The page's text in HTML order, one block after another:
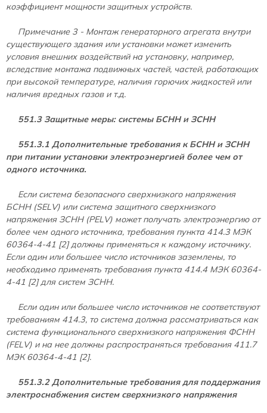
коэффициент мощности защитных устройств.
Примечание 3 - Монтаж генераторного агрегата внутри
существующего здания или установки может изменить
условия внешних воздействий на установку, например,
вследствие монтажа подвижных частей, частей, работающих
при высокой температуре, наличия горючих жидкостей или
наличия вредных газов и т.д.
551.3 Защитные меры: системы БСНН и ЗСНН
551.3.1 Дополнительные требования к БСНН и ЗСНН
при питании установки электроэнергией более чем от
одного источника.
Если система безопасного сверхнизкого напряжения
БСНН (SELV) или система защитного сверхнизкого
напряжения ЗСНН (PELV) может получать электроэнергию от
более чем одного источника, требования пункта 414.3 МЭК
60364-4-41 [2] должны применяться к каждому источнику.
Если один или большее число источников заземлены, то
необходимо применять требования пункта 414.4 МЭК 60364-
4-41 [2] для систем ЗСНН.
Если один или большее число источников не соответствуют
требованиям 414.3, то система должна рассматриваться как
система функционального сверхнизкого напряжения ФСНН
(FELV) и на нее должны распространяться требования 411.7
МЭК 60364-4-41 [2].
551.3.2 Дополнительные требования для поддержания
электроснабжения систем сверхнизкого напряжения